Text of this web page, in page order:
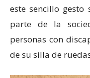
este sencillo gesto
parte de la
personas con
de su silla de